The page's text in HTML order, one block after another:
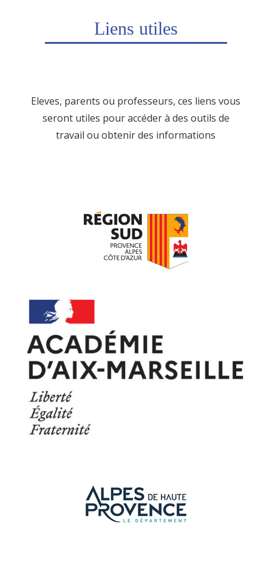
Liens utiles
Eleves, parents ou professeurs, ces liens vous
seront utiles pour accéder à des outils de
travail ou obtenir des informations